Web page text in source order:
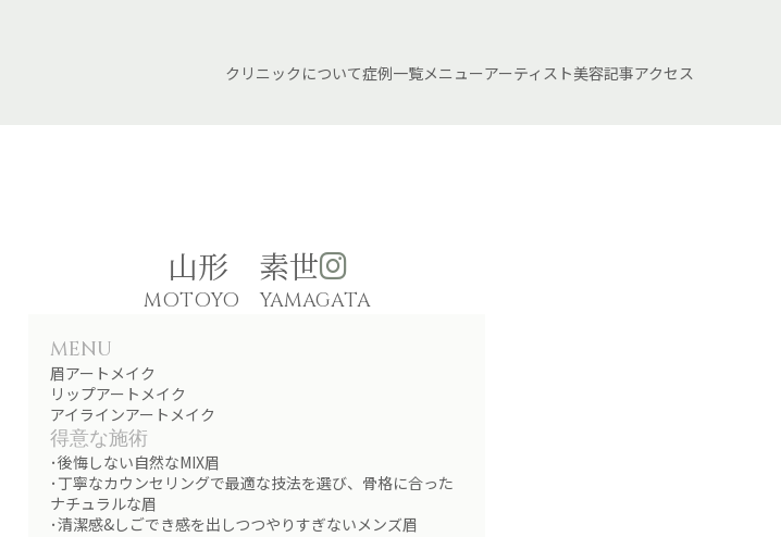
クリニックについて症例一覧メニューアーティスト美容記事アクセス
山形 素世
MOTOYO YAMAGATA
MENU
眉アートメイク
リップアートメイク
アイラインアートメイク
得意な施術
･後悔しない自然なMIX眉
･丁寧なカウンセリングで最適な技法を選び、骨格に合った
ナチュラルな眉
･清潔感&しごでき感を出しつつやりすぎないメンズ眉